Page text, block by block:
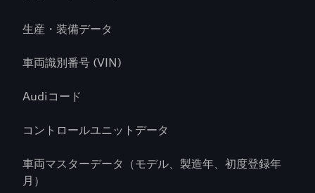
生産・装備データ
車両識別番号 (VIN)
Audiコード
コントロールユニットデータ
車両マスターデータ（モデル、製造年、初度登録年
月）